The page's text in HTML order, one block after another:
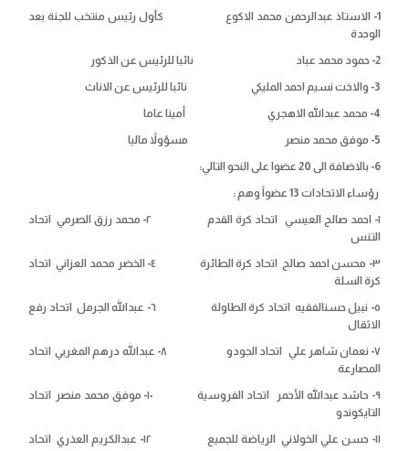
1- الاستاذ عبدالرحمن محمد الاكوع كأول رئيس منتخب للجنة بعد
الوحدة
2- حمود محمد عباد نائبا للرئيس عن الذكور
3- والاخت نسيم احمد المليكي نائبا للرئيس عن الاناث
4- محمد عبدالله الاهجري أمينا عاما
5- موفق محمد منصر مسؤولاً ماليا
6- بالاضافة الى 20 عضوا على النحو التالي:
رؤساء الاتحادات 13 عضواً وهم :
١- احمد صالح العيسي اتحاد كرة القدم ٢- محمد رزق الصرمي اتحاد
التنس
٣- محسن احمد صالح اتحاد كرة الطائرة ٤- الخضر محمد العزاني اتحاد
كرة السلة
٥- نبيل حسنالفقيه اتحاد كرة الطاولة ٦- عبدالله الجرمل اتحاد رفع
الاثقال
٧- نعمان شاهر علي اتحاد الجودو ٨- عبدالله درهم المغربي اتحاد
المصارعة
٩- حاشد عبدالله الأحمر اتحاد الفروسية ١٠- موفق محمد منصر اتحاد
التايكوندو
١١- حسن علي الخولاني الرياضة للجميع ١٢- عبدالكريم العذري اتحاد